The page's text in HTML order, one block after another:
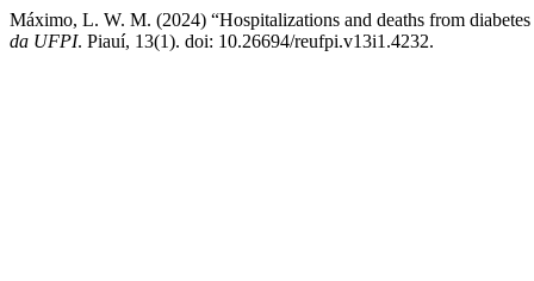
Máximo, L. W. M. (2024) “Hospitalizations and deaths from
da UFPI. Piauí, 13(1). doi: 10.26694/reufpi.v13i1.4232.